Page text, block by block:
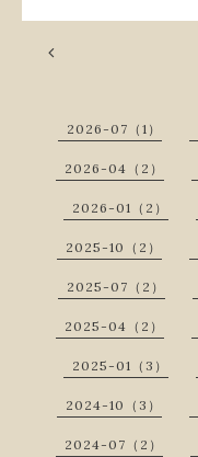
2026-07（1）
2026-04（2）
2026-01（2）
2025-10（2）
2025-07（2）
2025-04（2）
2025-01（3）
2024-10（3）
2024-07（2）